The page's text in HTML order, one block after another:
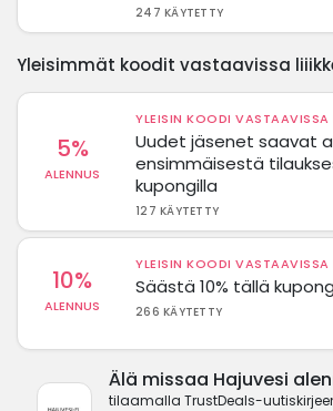
247 KÄYTETTY
Yleisimmät koodit vastaavissa
5%
ALENNUS
YLEISIN KOODI VASTAAVISSA
Uudet jäsenet saavat
ensimmäisestä
kupongilla
127 KÄYTETTY
10%
ALENNUS
YLEISIN KOODI VASTAAVISSA
Säästä 10% tällä
266 KÄYTETTY
Älä missaa Hajuvesi
tilaamalla TrustDeals-